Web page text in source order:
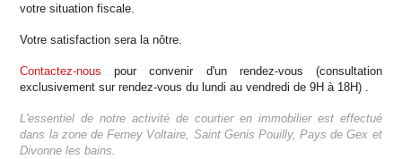
votre situation fiscale.
Votre satisfaction sera la nôtre.
Contactez-nous pour convenir d'un rendez-vous (consultation
exclusivement sur rendez-vous du lundi au vendredi de 9H à 18H) .
L'essentiel de notre activité de courtier en immobilier est effectué
dans la zone de Ferney Voltaire, Saint Genis Pouilly, Pays de Gex et
Divonne les bains.